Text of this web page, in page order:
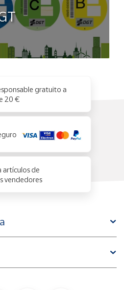
gratuito a
20 €
artículos de
vendedores